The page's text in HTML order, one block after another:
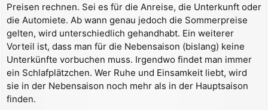
Preisen rechnen. Sei es für die Anreise, die Unterkunft oder
die Automiete. Ab wann genau jedoch die Sommerpreise
gelten, wird unterschiedlich gehandhabt. Ein weiterer
Vorteil ist, dass man für die Nebensaison (bislang) keine
Unterkünfte vorbuchen muss. Irgendwo findet man immer
ein Schlafplätzchen. Wer Ruhe und Einsamkeit liebt, wird
sie in der Nebensaison noch mehr als in der Hauptsaison
finden.